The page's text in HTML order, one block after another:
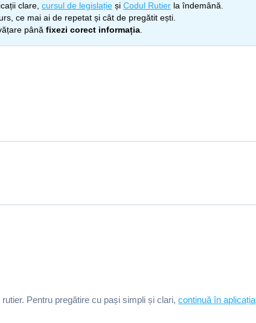
clare, cursul de legislație și Codul Rutier la îndemână.
ce mai ai de repetat și cât de pregătit ești.
până fixezi corect informația
Pentru pregătire cu pași simpli și clari, continuă în aplicația